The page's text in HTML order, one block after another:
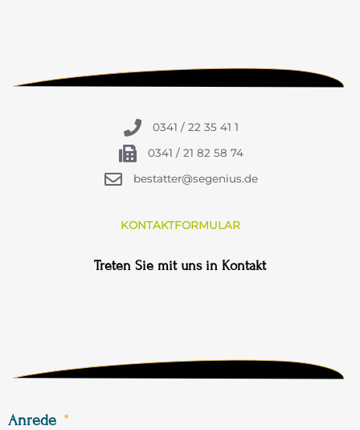
0341 / 22 35 41 1
0341 / 21 82 58 74
bestatter@segenius.de
KONTAKTFORMULAR
Treten Sie mit uns in Kontakt
Anrede